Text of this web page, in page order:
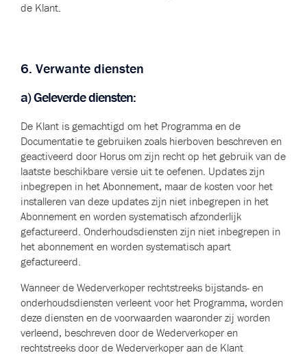
de Klant.
6. Verwante diensten
a) Geleverde diensten:
De Klant is gemachtigd om het Programma en de
Documentatie te gebruiken zoals hierboven beschreven en
geactiveerd door Horus om zijn recht op het gebruik van de
laatste beschikbare versie uit te oefenen. Updates zijn
inbegrepen in het Abonnement, maar de kosten voor het
installeren van deze updates zijn niet inbegrepen in het
Abonnement en worden systematisch afzonderlijk
gefactureerd. Onderhoudsdiensten zijn niet inbegrepen in
het abonnement en worden systematisch apart
gefactureerd.
Wanneer de Wederverkoper rechtstreeks bijstands- en
onderhoudsdiensten verleent voor het Programma, worden
deze diensten en de voorwaarden waaronder zij worden
verleend, beschreven door de Wederverkoper en
rechtstreeks door de Wederverkoper aan de Klant